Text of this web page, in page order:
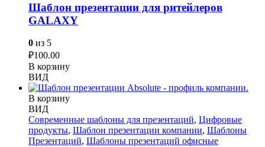
Шаблон презентации для ритейлеров
GALAXY
0 из 5
₽100.00
В корзину
ВИД
В корзину
ВИД
Современные шаблоны для презентаций, Цифровые
продукты, Шаблон презентации компании, Шаблоны
Презентаций, Шаблоны презентаций офисные